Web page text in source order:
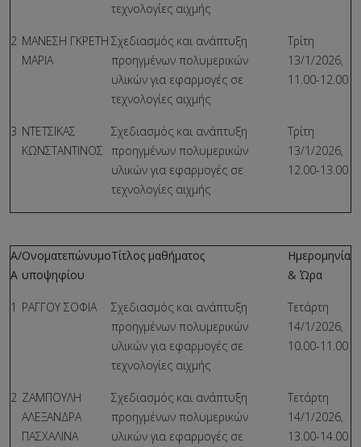
τεχνολογίες αιχμής
2 ΜΑΝΕΣΗ ΓΚΡΕΤΗ
ΜΑΡΙΑ
Σχεδιασμός και ανάπτυξη
προηγμένων πολυμερικών
υλικών για εφαρμογές σε
τεχνολογίες αιχμής
Τρίτη
13/1/2026,
11.00-12.00
3 ΝΤΕΤΣΙΚΑΣ
ΚΩΝΣΤΑΝΤΙΝΟΣ
Σχεδιασμός και ανάπτυξη
προηγμένων πολυμερικών
υλικών για εφαρμογές σε
τεχνολογίες αιχμής
Τρίτη
13/1/2026,
12.00-13.00
Α/
Α
Ονοματεπώνυμο
υποψηφίου
Τίτλος μαθήματος
Ημερομηνία
& Ώρα
1 ΡΑΓΓΟΥ ΣΟΦΙΑ
Σχεδιασμός και ανάπτυξη
προηγμένων πολυμερικών
υλικών για εφαρμογές σε
τεχνολογίες αιχμής
Τετάρτη
14/1/2026,
10.00-11.00
2 ΖΑΜΠΟΥΛΗ
ΑΛΕΞΑΝΔΡΑ
ΠΑΣΧΑΛΙΝΑ
Σχεδιασμός και ανάπτυξη
προηγμένων πολυμερικών
υλικών για εφαρμογές σε
Τετάρτη
14/1/2026,
13.00-14.00